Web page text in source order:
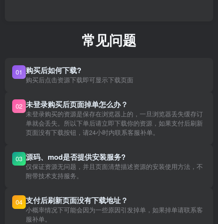
常见问题
01 购买后如何下载?
购买后点击资源下载即可显示下载页面
02 未登录购买后页面掉单怎么办？
未登录购买的资源是保存在浏览器上的，一旦浏览器丢失缓存订
单就会丢失。所以下单后请立即下载你的资源，如果支付后刷新
页面没有下载按钮，请24小时内联系客服补单。
03 源码、mod是否提供安装服务?
仅保证资源无问题，并且页面清楚描述资源的安装使用方法，不
附带技术支持服务。
04 支付后刷新页面没有下载地址？
小概率情况下可能会因为一些原因引发掉单，如果掉单请联系客
服补单。